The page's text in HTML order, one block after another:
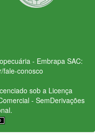
- Embrapa SAC:
fale-conosco
sob a Licença
- SemDerivações